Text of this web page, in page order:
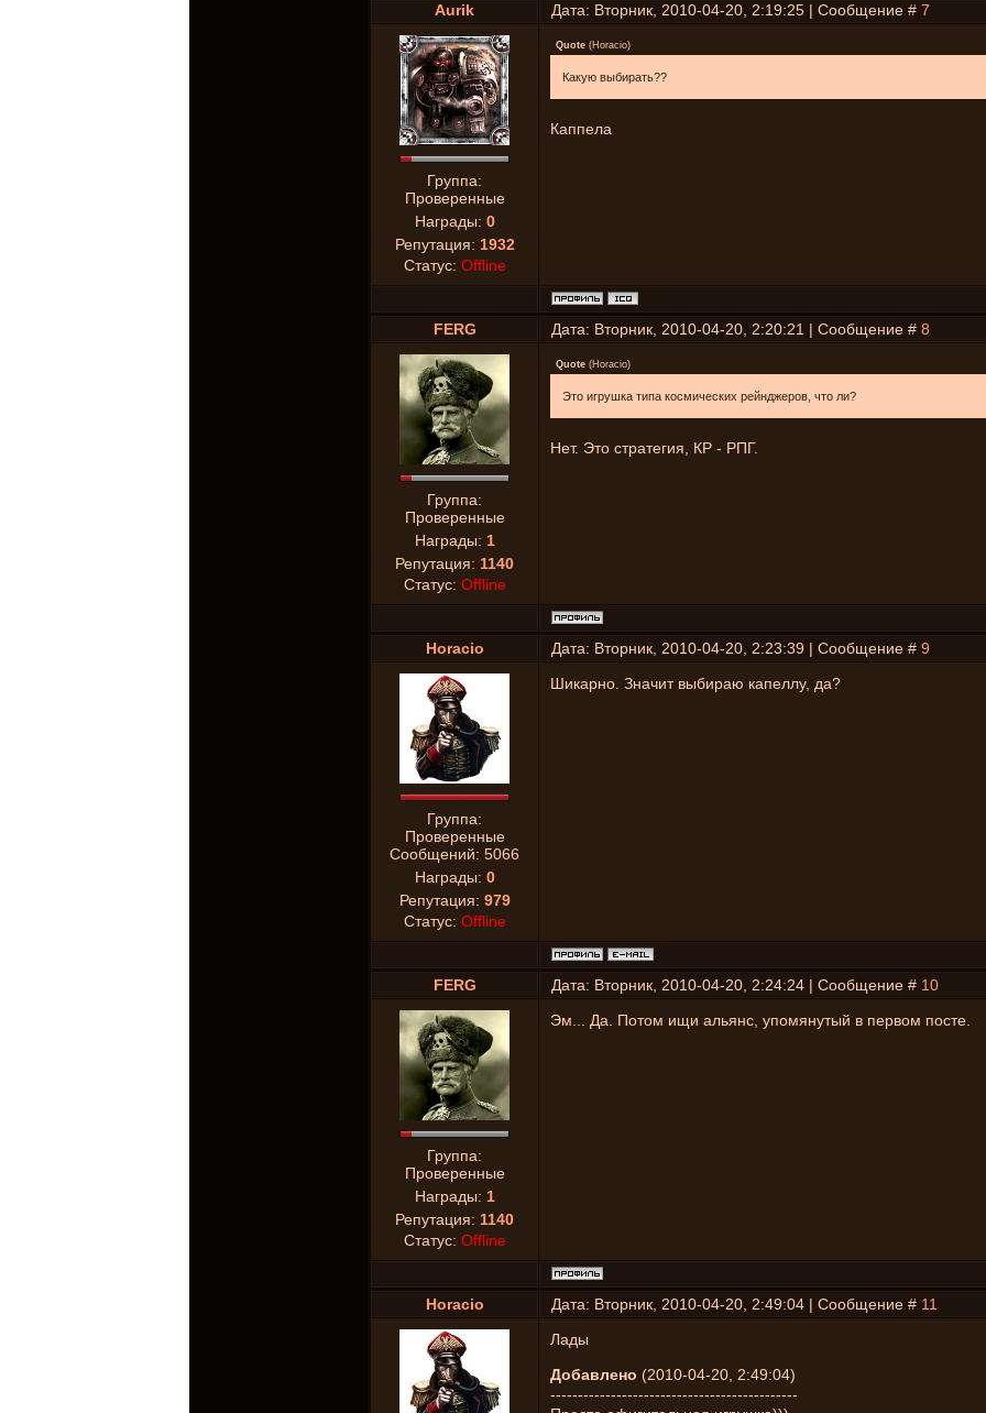
Aurik Дата: Вторник, 2010-04-20, 2:19:25 | Сообщение # 7
Группа:
Проверенные
Награды: 0
Репутация: 1932
Статус: Offline
Quote (Horacio)
Какую выбирать??
Каппела
FERG Дата: Вторник, 2010-04-20, 2:20:21 | Сообщение # 8
Группа:
Проверенные
Награды: 1
Репутация: 1140
Статус: Offline
Quote (Horacio)
Это игрушка типа космических рейнджеров, что ли?
Нет. Это стратегия, КР - РПГ.
Horacio Дата: Вторник, 2010-04-20, 2:23:39 | Сообщение # 9
Группа:
Проверенные
Сообщений: 5066
Награды: 0
Репутация: 979
Статус: Offline
Шикарно. Значит выбираю капеллу, да?
FERG Дата: Вторник, 2010-04-20, 2:24:24 | Сообщение # 10
Группа:
Проверенные
Награды: 1
Репутация: 1140
Статус: Offline
Эм... Да. Потом ищи альянс, упомянутый в первом посте.
Horacio Дата: Вторник, 2010-04-20, 2:49:04 | Сообщение # 11
Лады
Добавлено (2010-04-20, 2:49:04)
---------------------------------------------